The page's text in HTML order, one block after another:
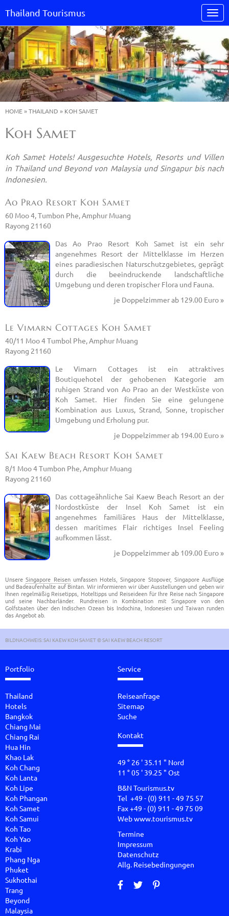
Thailand Tourismus
HOME»THAILAND » KOH SAMET
Koh Samet
Koh Samet Hotels! Ausgesuchte Hotels, Resorts und Villen
in Thailand und Beyond von Malaysia und Singapur bis nach
Indonesien.
Ao Prao Resort Koh Samet
60 Moo 4, Tumbon Phe, Amphur Muang
Rayong 21160
Das Ao Prao Resort Koh Samet ist ein sehr
angenehmes Resort der Mittelklasse im Herzen
eines paradiesischen Naturschutzgebietes, geprägt
durch die beeindruckende landschaftliche
Umgebung und deren tropischer Flora und Fauna.
je Doppelzimmerab 129.00 Euro »
Le Vimarn Cottages Koh Samet
40/11 Moo 4 Tumbol Phe, Amphur Muang
Rayong 21160
Le Vimarn Cottages ist ein attraktives
Boutiquehotel der gehobenen Kategorie am
ruhigen Strand von Ao Prao an der Westküste von
Koh Samet. Hier finden Sie eine gelungene
Kombination aus Luxus, Strand, Sonne, tropischer
Umgebung und Erholung pur.
je Doppelzimmerab 194.00 Euro »
Sai Kaew Beach Resort Koh Samet
8/1 Moo 4 Tumbon Phe, Amphur Muang
Rayong 21160
Das cottageähnliche Sai Kaew Beach Resort an der
Nordostküste der Insel Koh Samet ist ein
angenehmes familiäres Haus der Mittelklasse,
dessen maritimes Flair richtiges Insel Feeling
aufkommen lässt.
je Doppelzimmerab 109.00 Euro »
UnsereSingapore Reisenumfassen Hotels, Singapore Stopover, Singapore Ausflüge
und Badeaufenhalte auf Bintan. Wir informieren wir über Ausstellungen und geben wir
Ihnen regelmäßig Reisetipps, Hoteltipps und Reiseideen für Ihre Reise nach Singapore
und seine Nachbarländer. Rundreisen in Kombination mit Singapore von den
Golfstaaten über den Indischen Ozean bis Indochina, Indonesien und Taiwan runden
das Angebot ab.
BILDNACHWEIS: SAI KAEW KOH SAMET © SAI KAEW BEACH RESORT
Portfolio
Thailand
Hotels
Bangkok
Chiang Mai
Chiang Rai
Hua Hin
Khao Lak
Koh Chang
Koh Lanta
Koh Lipe
Koh Phangan
Koh Samet
Koh Samui
Koh Tao
Koh Yao
Krabi
Phang Nga
Phuket
Sukhothai
Trang
Beyond
Malaysia
Service
Reiseanfrage
Sitemap
Suche
Kontakt
49 ° 26 ' 35.11 " Nord
11 ° 05 ' 39.25 " Ost
B&N Tourismus.tv
Tel +49 - (0) 911 - 49 75 57
Fax +49 - (0) 911 - 49 75 09
Webwww.tourismus.tv
Termine
Impressum
Datenschutz
Allg. Reisebedingungen